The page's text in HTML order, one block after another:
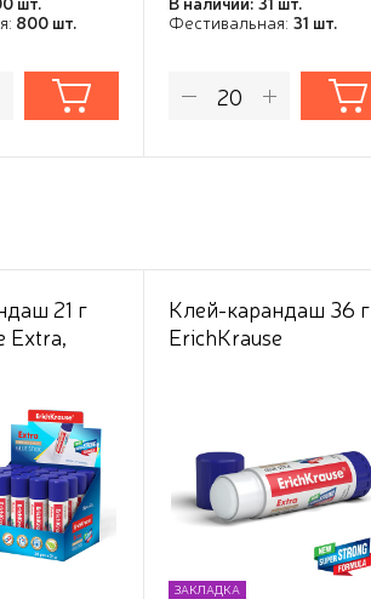
800 шт.
Фестивальная: 31 шт.
21 г
Extra,
Клей-карандаш 36 г
ErichKrause
ЗАКЛАДКА